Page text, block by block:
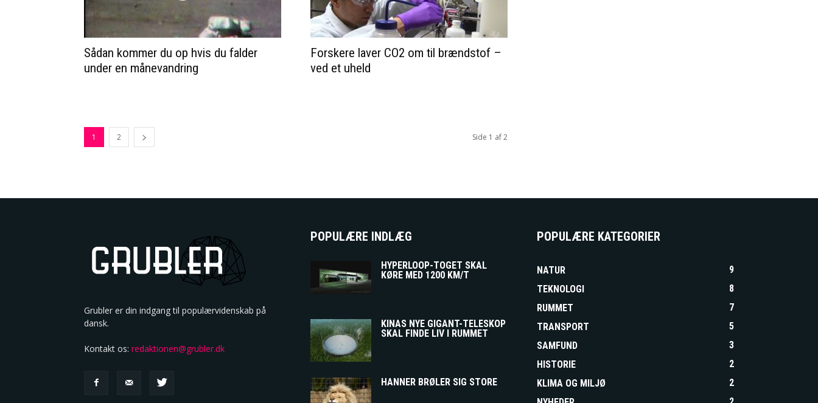
Sådan kommer du op hvis du falder
under en månevandring
Forskere laver CO2 om til brændstof –
ved et uheld
1 2 Side 1 af 2
Grubler er din indgang til populærvidenskab på
dansk.
Kontakt os: redaktionen@grubler.dk
POPULÆRE INDLÆG
HYPERLOOP-TOGET SKAL
KØRE MED 1200 KM/T
KINAS NYE GIGANT-TELESKOP
SKAL FINDE LIV I RUMMET
HANNER BRØLER SIG STORE
POPULÆRE KATEGORIER
NATUR
9
TEKNOLOGI
8
RUMMET
7
TRANSPORT
5
SAMFUND
3
HISTORIE
2
KLIMA OG MILJØ
2